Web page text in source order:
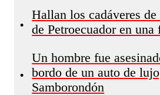
•
Hallan los cadáveres de
de Petroecuador en una
•
Un hombre fue
bordo de un auto de
Samborondón